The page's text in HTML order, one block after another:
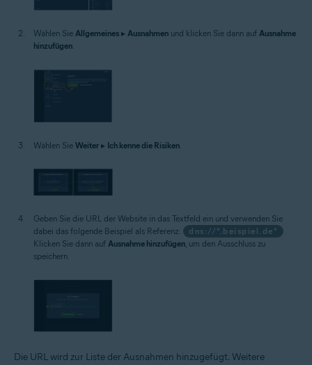
Wählen Sie Allgemeines ▸ Ausnahmen und klicken Sie dann auf Ausnahme
hinzufügen.
Wählen Sie Weiter ▸ Ich kenne die Risiken
Geben Sie die URL der Website in das Textfeld ein und verwenden Sie
dabei das folgende Beispiel als Referenz:
dns://*.beispiel.de*
Klicken Sie dann auf Ausnahme hinzufügen , um den Ausschluss zu
speichern.
Die URL wird zur Liste der Ausnahmen hinzugefügt. Weitere